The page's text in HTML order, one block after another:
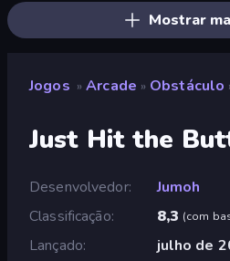
Mostrar
Jogos » Arcade » Obstáculo
Just Hit the
Desenvolvedor
Jumoh
Classificação
8,3 (com
Lançado
julho de